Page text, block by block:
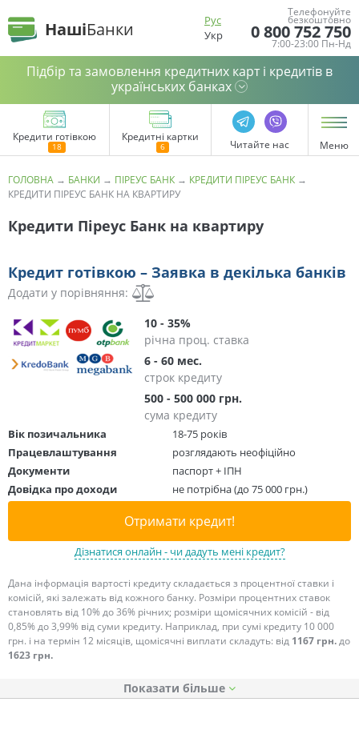
НашіБанки
Рус
Укр
Телефонуйте
безкоштовно
0 800 752 750
7:00-23:00 Пн-Нд
Підбір та замовлення кредитних карт і кредитів в
українських банках
Кредити готівкою Кредитні картки
Читайте нас Меню
ГОЛОВНА → БАНКИ → ПІРЕУС БАНК → КРЕДИТИ ПІРЕУС БАНК →
КРЕДИТИ ПІРЕУС БАНК НА КВАРТИРУ
Кредити Піреус Банк на квартиру
Кредит готівкою – Заявка в декілька банків
Додати у порівняння:
10 - 35%
річна проц. ставка
6 - 60 мес.
строк кредиту
500 - 500 000 грн.
сума кредиту
Вік позичальника
18-75 років
Працевлаштування
розглядають неофіційно
Документи
паспорт + ІПН
Довідка про доходи
не потрібна (до 75 000 грн.)
Отримати кредит!
Дізнатися онлайн - чи дадуть мені кредит?
Дана інформація вартості кредиту складається з процентної ставки і
комісій, які залежать від кожного банку. Розміри процентних ставок
становлять від 10% до 36% річних; розміри щомісячних комісій - від
0,85% до 3,99% від суми кредиту. Наприклад, при сумі кредиту 10 000
грн. і на термін 12 місяців, щомісячні виплати складуть: від 1167 грн.до
1623 грн.
Показати